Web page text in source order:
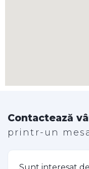
Contactează
printr-un